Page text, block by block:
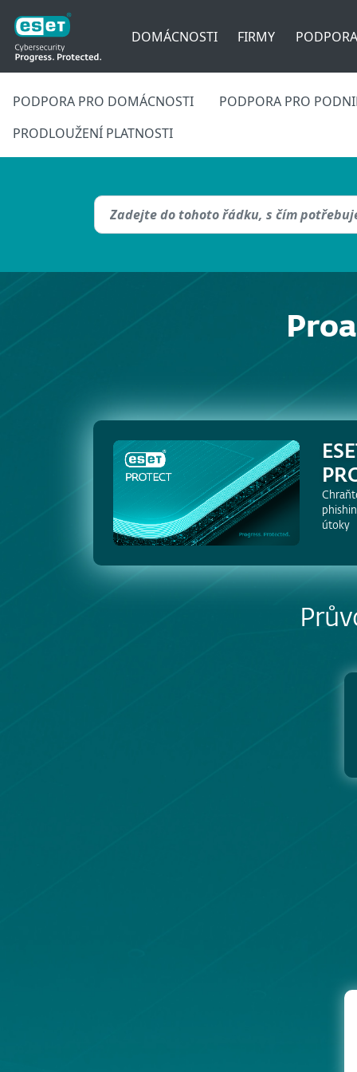
DOMÁCNOSTI FIRMY PODPORA
PODPORA PRO DOMÁCNOSTI
PODPORA PRO
PRODLOUŽENÍ PLATNOSTI
útoky